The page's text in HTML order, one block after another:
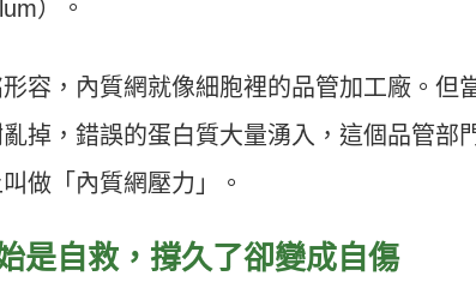
）。
容，內質網就像細胞裡的品管加工廠。但
掉，錯誤的蛋白質大量湧入，這個品管部
做「內質網壓力」。
是自救，撐久了卻變成自傷